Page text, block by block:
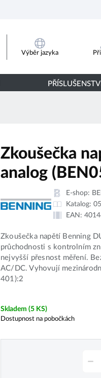
Výběr jazyka
PŘÍSLUŠENSTVÍ
Zkoušečka
analog
E-shop:
Katalog:
EAN:
Zkoušečka napětí Benning
průchodnosti s kontrolním
nejvyšší přesnost měření.
AC/DC. Vyhovují
401):2
Skladem (5 KS)
Dostupnost na pobočkách
–